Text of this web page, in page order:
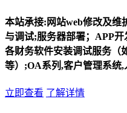
本站承接:网站web修改及维
与调试;服务器部署；APP开
各财务软件安装调试服务（
等）;OA系列,客户管理系统
立即查看 了解详情